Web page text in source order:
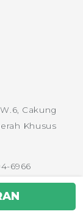
Cakung
Khusus
6966